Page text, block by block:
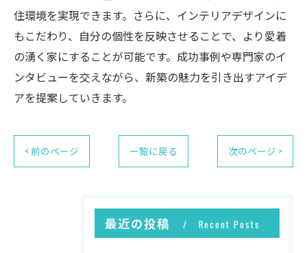
住環境を実現できます。さらに、インテリアデザインに
もこだわり、自分の個性を反映させることで、より愛着
の湧く家にすることが可能です。成功事例や専門家のイ
ンタビューを交えながら、新築の魅力を引き出すアイデ
アを提案していきます。
< 前のページ 一覧に戻る 次のページ >
最近の投稿 Recent Posts